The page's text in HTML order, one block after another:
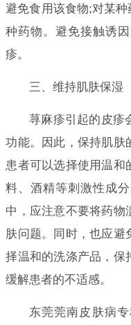
避免食用该食物;对某
种药物。避免接触诱
疹。
三、维持肌肤保湿
荨麻疹引起的皮疹
功能。因此，保持肌肤
患者可以选择使用温和
料、酒精等刺激性成
中，应注意不要将药物
肤问题。同时，也应
择温和的洗涤产品，保
缓解患者的不适感。
东莞莞南皮肤病